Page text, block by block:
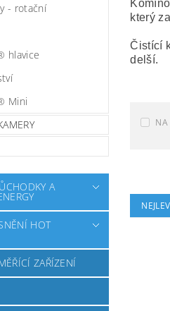
- rotační
hlavice
Mini
A
HOT
ZAŘÍZENÍ
který
Čistící
delší.
NA